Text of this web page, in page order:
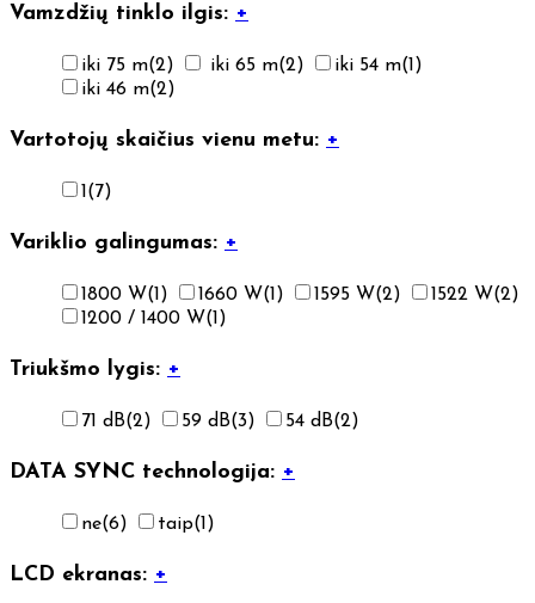
Vamzdžių tinklo ilgis: +
iki 75 m(2) iki 65 m(2) iki 54 m(1)
iki 46 m(2)
Vartotojų skaičius vienu metu: +
1(7)
Variklio galingumas: +
1800 W(1) 1660 W(1) 1595 W(2) 1522 W(2)
1200 / 1400 W(1)
Triukšmo lygis: +
71 dB(2) 59 dB(3) 54 dB(2)
DATA SYNC technologija: +
ne(6) taip(1)
LCD ekranas: +